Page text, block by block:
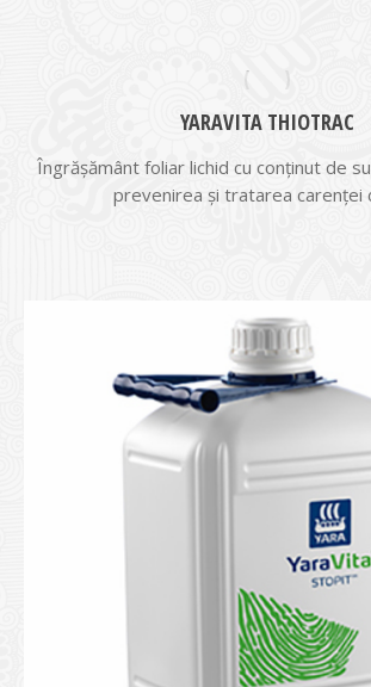
YARAVITA THIOTRAC
Îngrăşământ foliar lichid cu conţinut de
prevenirea şi tratarea carenţei